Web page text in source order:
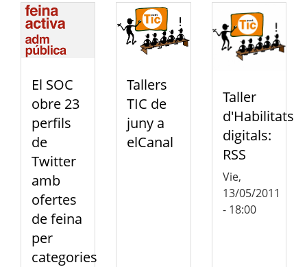
El SOC
obre 23
perfils
de
Twitter
amb
ofertes
de feina
per
categories
Tallers
TIC de
juny a
elCanal
Taller
d'Habilitats
digitals:
RSS
Vie,
13/05/2011
- 18:00